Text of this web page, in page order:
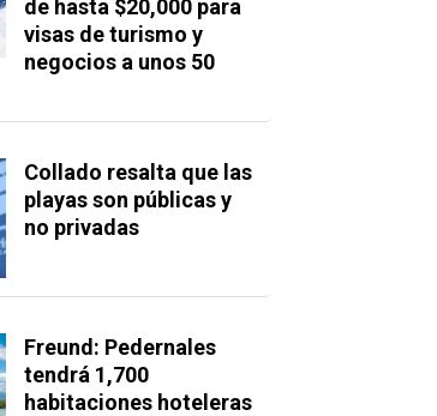
de hasta $20,000 para
visas de turismo y
negocios a unos 50
Collado resalta que las
playas son públicas y
no privadas
Freund: Pedernales
tendrá 1,700
habitaciones hoteleras